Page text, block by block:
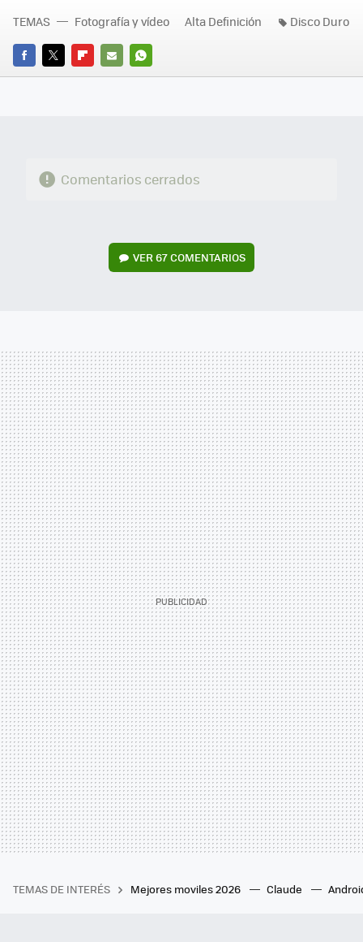
FACEBOOK
TWITTERFLIPBOARD
E-
WHATSAPP
TEMAS Fotografía y vídeo Alta Definición Disco Duro
Comentarios cerrados
VER67 COMENTARIOS
TEMAS DE INTERÉS Mejores moviles 2026 Claude